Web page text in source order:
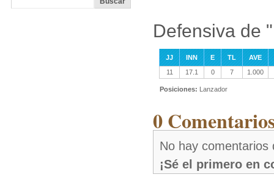
Defensiva de
JJ INN E TL
AVE
11
17.1 0 7 1.000
Posiciones: Lanzador
0
No hay comentarios
¡Sé el primero en